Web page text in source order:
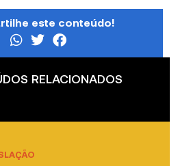
este conteúdo!
RELACIONADOS